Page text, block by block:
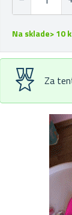
Na sklade> 10
Za